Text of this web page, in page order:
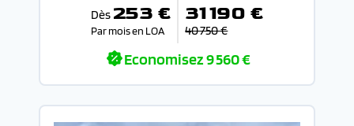
Dès 253 €
Par mois en LOA
31 190 €
40 750 €
Economisez9 560 €